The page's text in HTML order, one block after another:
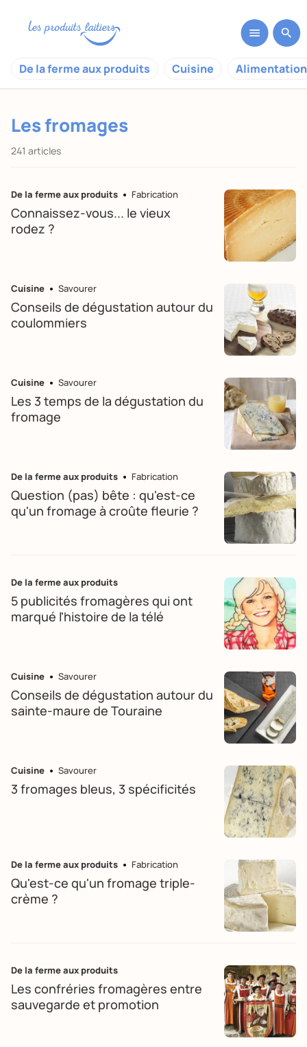
De la ferme aux produits Cuisine
Les fromages
241 articles
De la ferme aux produits Fabrication
Connaissez-vous... le vieux
rodez ?
Cuisine Savourer
Conseils de dégustation autour du
coulommiers
Cuisine Savourer
Les 3 temps de la dégustation du
fromage
De la ferme aux produits Fabrication
Question (pas) bête : qu'est-ce
qu'un fromage à croûte fleurie ?
De la ferme aux produits
5 publicités fromagères qui ont
marqué l'histoire de la télé
Cuisine Savourer
Conseils de dégustation autour du
sainte-maure de Touraine
Cuisine Savourer
3 fromages bleus, 3 spécificités
De la ferme aux produits Fabrication
Qu'est-ce qu'un fromage triple-
crème ?
De la ferme aux produits
Les confréries fromagères entre
sauvegarde et promotion